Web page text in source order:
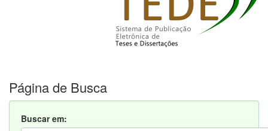
Página de Busca
Buscar em: